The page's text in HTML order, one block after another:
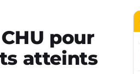
pour
atteints